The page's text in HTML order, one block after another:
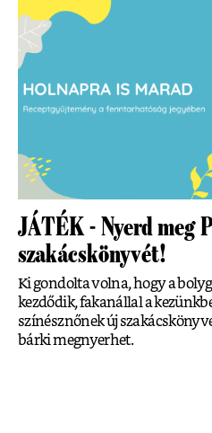
JÁTÉK - Nyerd meg
szakácskönyvét!
Ki gondolta volna, hogy a
kezdődik, fakanállal a
színésznőnek új
bárki megnyerhet.